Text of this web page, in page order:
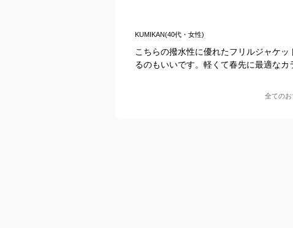
KUMIKAN(40代・女性)
こちらの撥水性に優れたフリルジャケ
るのもいいです。軽くて春先に最適なカ
全てのお